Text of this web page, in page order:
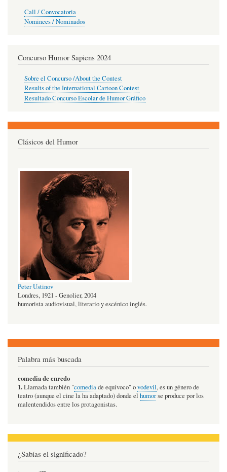
Call / Convocatoria
Nominees / Nominados
Concurso Humor Sapiens 2024
Sobre el Concurso /About the Contest
Results of the International Cartoon Contest
Resultado Concurso Escolar de Humor Gráfico
Clásicos del Humor
Peter Ustinov
Londres, 1921 - Genolier, 2004
humorista audiovisual, literario y escénico inglés.
Palabra más buscada
comedia de enredo
1.Llamada también "comediade equívoco" ovodevil, es un género de
teatro (aunque el cine la ha adaptado) donde el humorse produce por los
malentendidos entre los protagonistas.
¿Sabías el significado?